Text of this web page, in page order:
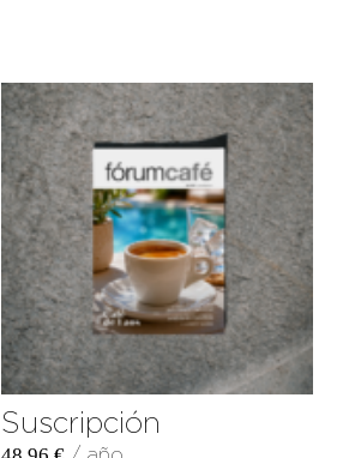
Suscripción